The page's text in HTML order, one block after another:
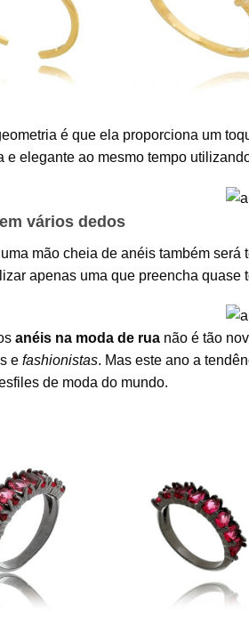
925 banho
esmeralda
prata 925 banho
é que ela proporciona um
e elegante ao mesmo tempo
vários dedos
mão cheia de anéis também
apenas uma que preencha quase
anéis na moda de rua não é tão
e fashionistas. Mas este ano a
de moda do mundo.
ródio negro
rubelitas semi
Meia aliança ródio
de zirconias em
rubelitas